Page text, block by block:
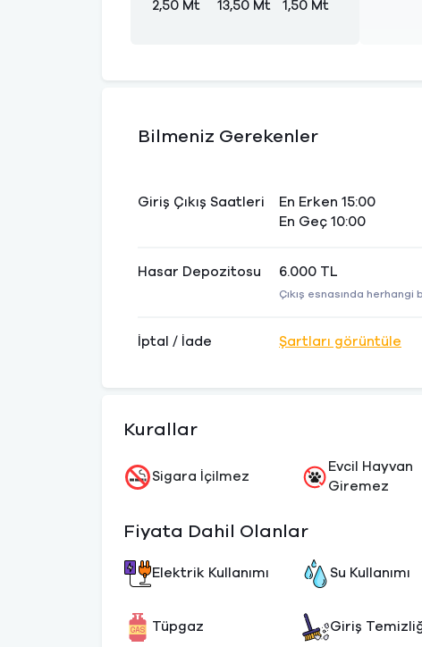
2,50 Mt 13,50 Mt 1,50 Mt
Bilmeniz Gerekenler
Giriş Çıkış Saatleri
En Erken 15:00
En Geç 10:00
Hasar Depozitosu 6.000 TL
Çıkış esnasında
İptal / İade Şartları görüntüle
Kurallar
Sigara İçilmez
Evcil Hayvan
Giremez
Fiyata Dahil Olanlar
Elektrik Kullanımı Su Kullanımı
Tüpgaz Giriş